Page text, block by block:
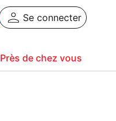
Se connecter
Près de chez vous